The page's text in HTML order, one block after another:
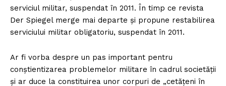
serviciul militar, suspendat în 2011. În timp ce revista
Der Spiegel merge mai departe și propune restabilirea
serviciului militar obligatoriu, suspendat în 2011.
Ar fi vorba despre un pas important pentru
conștientizarea problemelor militare în cadrul societății
și ar duce la constituirea unor corpuri de „cetățeni în